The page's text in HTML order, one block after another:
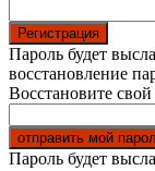
Пароль будет
восстановление
Восстановите
Пароль будет